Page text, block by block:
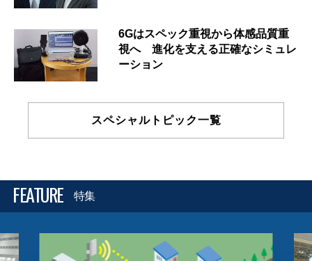
6Gはスペック重視から体感品質重
視へ 進化を支える正確なシミュレ
ーション
スペシャルトピック一覧
FEATURE 特集